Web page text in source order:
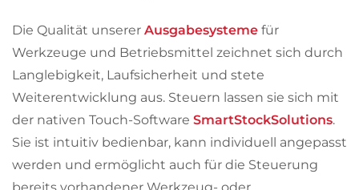
Die Qualität unserer Ausgabesysteme für
Werkzeuge und Betriebsmittel zeichnet sich durch
Langlebigkeit, Laufsicherheit und stete
Weiterentwicklung aus. Steuern lassen sie sich mit
der nativen Touch-Software SmartStockSolutions.
Sie ist intuitiv bedienbar, kann individuell angepasst
werden und ermöglicht auch für die Steuerung